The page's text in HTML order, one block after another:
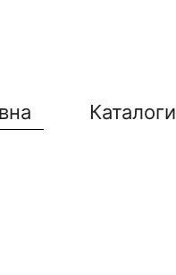
Каталоги